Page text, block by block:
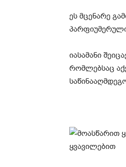
ეს მცენარე
პარფიუმერული
იასამანი
რომლებსაც